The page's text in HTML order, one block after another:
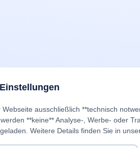
ausschließlich **technisch
werden **keine** Analyse-, Werbe- oder
Weitere Details finden Sie in